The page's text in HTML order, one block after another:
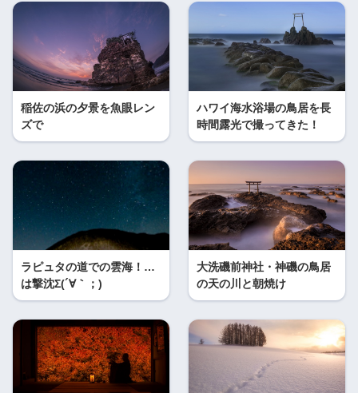
稲佐の浜の夕景を魚眼レン
ズで
ハワイ海水浴場の鳥居を長
時間露光で撮ってきた！
ラピュタの道での雲海！…
は撃沈Σ(´∀｀；)
大洗磯前神社・神磯の鳥居
の天の川と朝焼け